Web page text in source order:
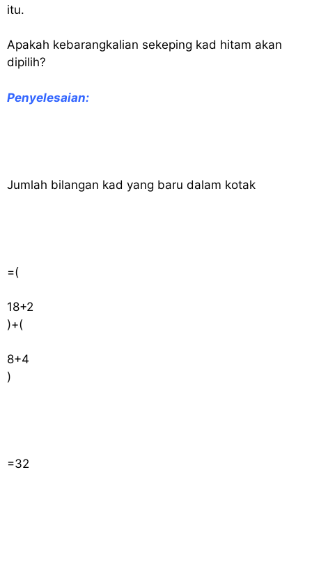
itu.
Apakah kebarangkalian sekeping kad hitam akan
dipilih?
Penyelesaian:
Jumlah bilangan kad yang baru dalam kotak
=(
18+2
)+(
8+4
)
=32